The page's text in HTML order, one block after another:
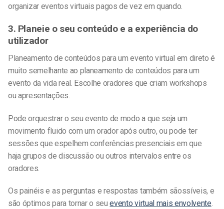
organizar eventos virtuais pagos de vez em quando.
3. Planeie o seu conteúdo e a experiência do
utilizador
Planeamento de conteúdos para umevento virtual em direto é
muito semelhante ao planeamento de conteúdos para um
evento da vida real. Escolhe oradores que criam workshops
ou apresentações.
Pode orquestrar o seu evento de modo a que seja um
movimento fluido com um orador após outro, ou pode ter
sessões que espelhem conferências presenciais em que
hajagrupos de discussão ou outros intervalos entre os
oradores.
Os painéis e as perguntas e respostas também sãossíveis, e
são óptimos para tornar o seuevento virtual mais envolvente.